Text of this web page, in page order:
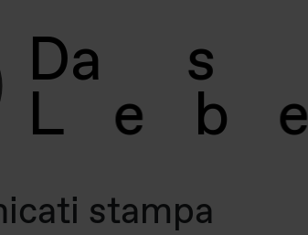
Da s
L e b
stampa